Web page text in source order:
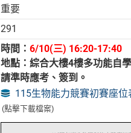
重要
291
時間：6/10(三) 16:20-17:40
地點：綜合大樓4樓多功能自
請準時應考、簽到。
115生物能力競賽初賽座
(點擊下載檔案)